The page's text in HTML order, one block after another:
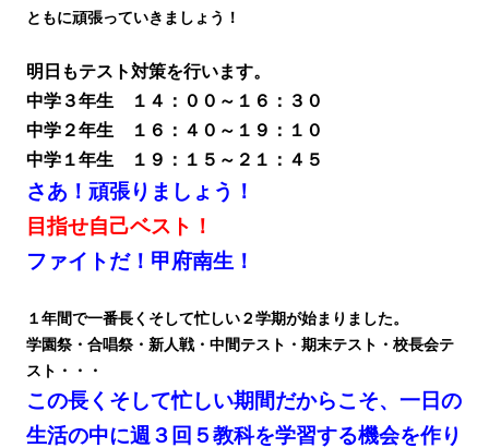
ともに頑張っていきましょう！
明日もテスト対策を行います。
中学３年生 １４：００～１６：３０
中学２年生 １６：４０～１９：１０
中学１年生 １９：１５～２１：４５
さあ！頑張りましょう！
目指せ自己ベスト！
ファイトだ！甲府南生！
１年間で一番長くそして忙しい２学期が始まりました。
学園祭・合唱祭・新人戦・中間テスト・期末テスト・校長会テ
スト・・・
この長くそして忙しい期間だからこそ、一日の
生活の中に週３回５教科を学習する機会を作り